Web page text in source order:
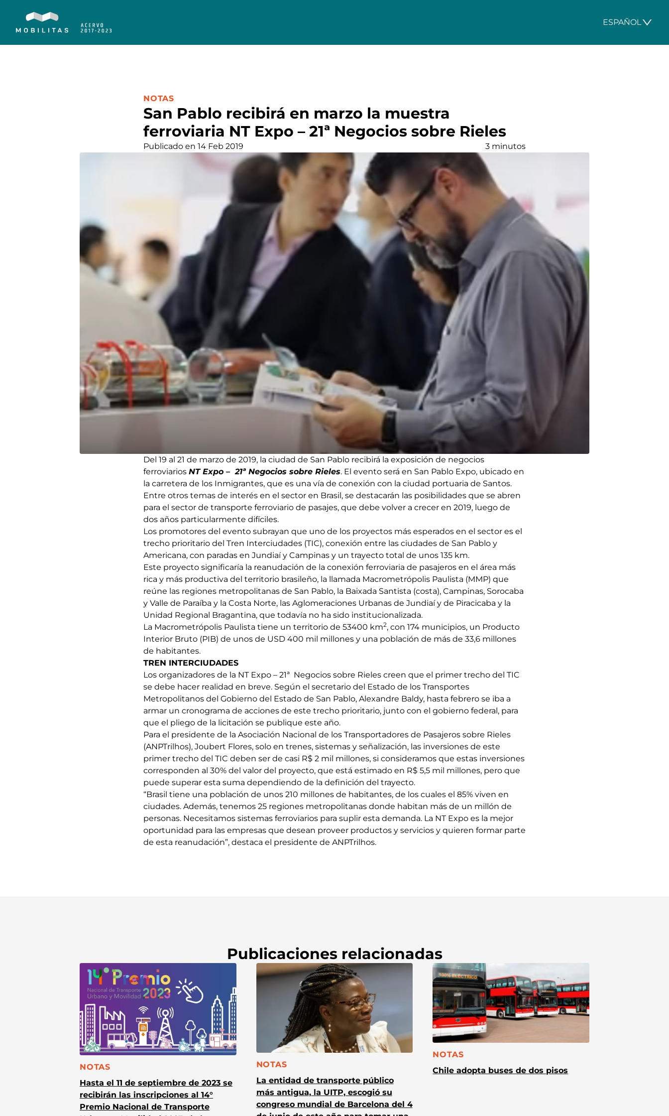
ESPAÑOL
San Pablo recibirá en marzo la muestra
ferroviaria NT Expo – 21ª Negocios sobre Rieles
CATEGORÍA:
NOTAS
Publicado en 14 Feb 2019 3 minutos
Del 19 al 21 de marzo de 2019, la ciudad de San Pablo recibirá la exposición de negocios
ferroviarios NT Expo – 21ª Negocios sobre Rieles. El evento será en San Pablo Expo, ubicado en
la carretera de los Inmigrantes, que es una vía de conexión con la ciudad portuaria de Santos.
Entre otros temas de interés en el sector en Brasil, se destacarán las posibilidades que se abren
para el sector de transporte ferroviario de pasajes, que debe volver a crecer en 2019, luego de
dos años particularmente difíciles.
Los promotores del evento subrayan que uno de los proyectos más esperados en el sector es el
trecho prioritario del Tren Interciudades (TIC), conexión entre las ciudades de San Pablo y
Americana, con paradas en Jundiaí y Campinas y un trayecto total de unos 135 km.
Este proyecto significaría la reanudación de la conexión ferroviaria de pasajeros en el área más
rica y más productiva del territorio brasileño, la llamada Macrometrópolis Paulista (MMP) que
reúne las regiones metropolitanas de San Pablo, la Baixada Santista (costa), Campinas, Sorocaba
y Valle de Paraíba y la Costa Norte, las Aglomeraciones Urbanas de Jundiaí y de Piracicaba y la
Unidad Regional Bragantina, que todavía no ha sido institucionalizada.
La Macrometrópolis Paulista tiene un territorio de 53400 km2, con 174 municipios, un Producto
Interior Bruto (PIB) de unos de USD 400 mil millones y una población de más de 33,6 millones
de habitantes.
TREN INTERCIUDADES
Los organizadores de la NT Expo – 21ª Negocios sobre Rieles creen que el primer trecho del TIC
se debe hacer realidad en breve. Según el secretario del Estado de los Transportes
Metropolitanos del Gobierno del Estado de San Pablo, Alexandre Baldy, hasta febrero se iba a
armar un cronograma de acciones de este trecho prioritario, junto con el gobierno federal, para
que el pliego de la licitación se publique este año.
Para el presidente de la Asociación Nacional de los Transportadores de Pasajeros sobre Rieles
(ANPTrilhos), Joubert Flores, solo en trenes, sistemas y señalización, las inversiones de este
primer trecho del TIC deben ser de casi R$ 2 mil millones, si consideramos que estas inversiones
corresponden al 30% del valor del proyecto, que está estimado en R$ 5,5 mil millones, pero que
puede superar esta suma dependiendo de la definición del trayecto.
“Brasil tiene una población de unos 210 millones de habitantes, de los cuales el 85% viven en
ciudades. Además, tenemos 25 regiones metropolitanas donde habitan más de un millón de
personas. Necesitamos sistemas ferroviarios para suplir esta demanda. La NT Expo es la mejor
oportunidad para las empresas que desean proveer productos y servicios y quieren formar parte
de esta reanudación”, destaca el presidente de ANPTrilhos.
Publicaciones relacionadas
CATEGORÍA:
NOTAS
Hasta el 11 de septiembre de 2023 se
recibirán las inscripciones al 14°
Premio Nacional de Transporte
CATEGORÍA:
NOTAS
La entidad de transporte público
más antigua, la UITP, escogió su
congreso mundial de Barcelona del 4
CATEGORÍA:
NOTAS
Chile adopta buses de dos pisos